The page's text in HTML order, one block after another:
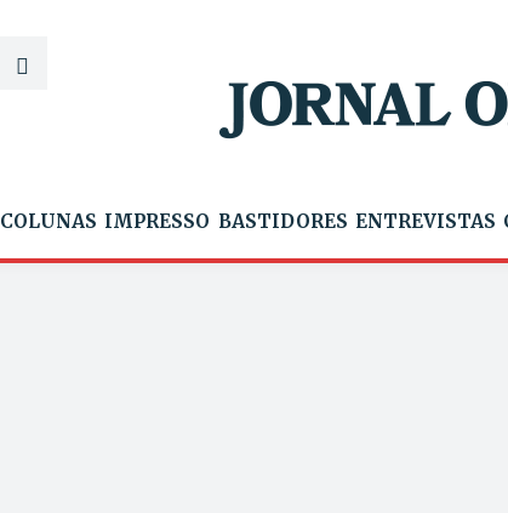
COLUNAS IMPRESSO BASTIDORES ENTREVISTAS